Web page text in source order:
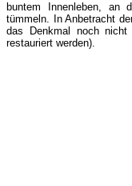
buntem Innenleben, an
tümmeln. In Anbetracht
das Denkmal noch
restauriert werden).